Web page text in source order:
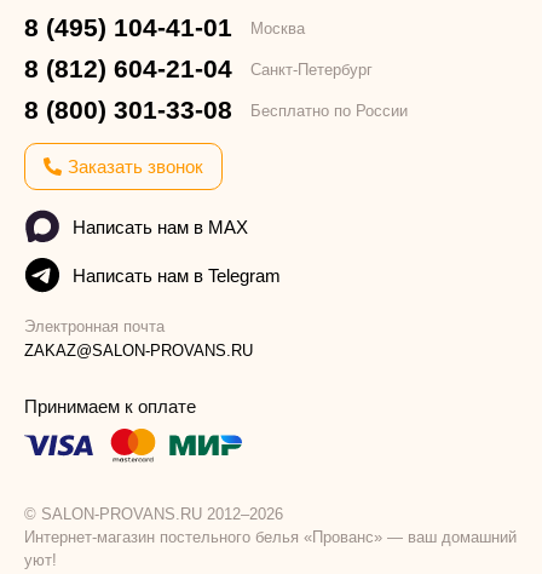
8 (495) 104-41-01 Москва
8 (812) 604-21-04 Санкт-Петербург
8 (800) 301-33-08 Бесплатно по России
Заказать звонок
Написать нам в MAX
Написать нам в Telegram
Электронная почта
ZAKAZ@SALON-PROVANS.RU
Принимаем к оплате
© SALON-PROVANS.RU 2012–2026
Интернет-магазин постельного белья «Прованс» — ваш домашний
уют!